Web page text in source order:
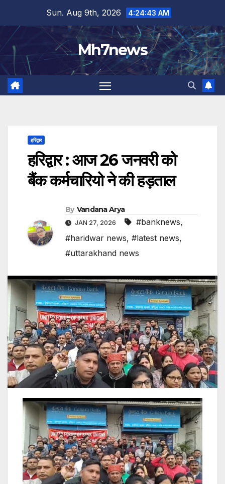
content
Sun. Aug 9th, 2026 4:24:43 AM
Mh7news
हरिद्वार
हरिद्वार : आज 26 जनवरी को
बैंक कर्मचारियो ने की हड़ताल
By Vandana Arya
JAN 27, 2026 #banknews,
#haridwar news, #latest news,
#uttarakhand news